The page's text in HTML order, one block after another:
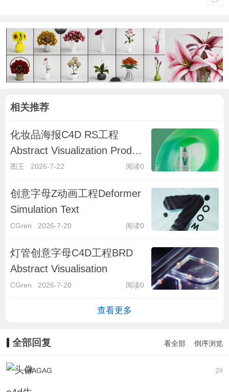
相关推荐
化妆品海报C4D RS工程
Abstract Visualization Product
Design
图王 2026-7-22 阅读0
创意字母Z动画工程Deformer
Simulation Text
CGren 2026-7-20 阅读0
灯管创意字母C4D工程BRD
Abstract Visualisation
CGren 2026-7-20 阅读0
查看更多
全部回复 看全部 倒序浏览
2#
wfAGAG